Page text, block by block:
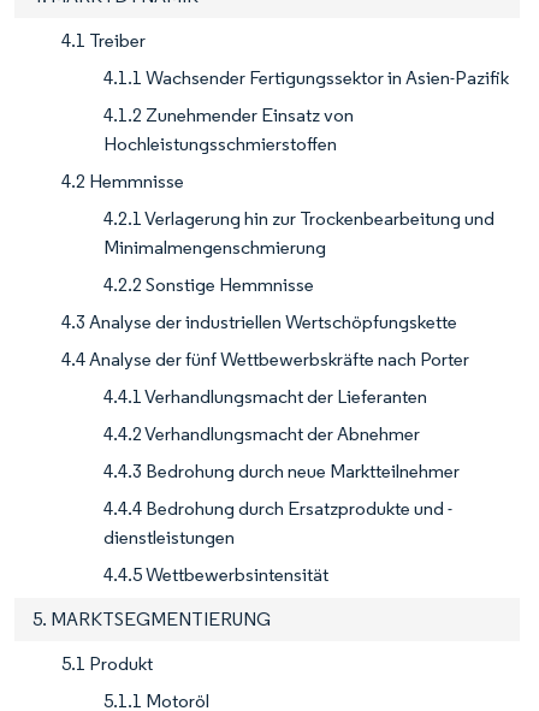
4.1 Treiber
4.1.1 Wachsender Fertigungssektor in Asien-Pazifik
4.1.2 Zunehmender Einsatz von
Hochleistungsschmierstoffen
4.2 Hemmnisse
4.2.1 Verlagerung hin zur Trockenbearbeitung und
Minimalmengenschmierung
4.2.2 Sonstige Hemmnisse
4.3 Analyse der industriellen Wertschöpfungskette
4.4 Analyse der fünf Wettbewerbskräfte nach Porter
4.4.1 Verhandlungsmacht der Lieferanten
4.4.2 Verhandlungsmacht der Abnehmer
4.4.3 Bedrohung durch neue Marktteilnehmer
4.4.4 Bedrohung durch Ersatzprodukte und -
dienstleistungen
4.4.5 Wettbewerbsintensität
5. MARKTSEGMENTIERUNG
5.1 Produkt
5.1.1 Motoröl